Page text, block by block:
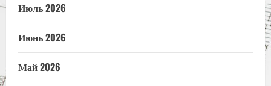
Июль 2026
Июнь 2026
Май 2026